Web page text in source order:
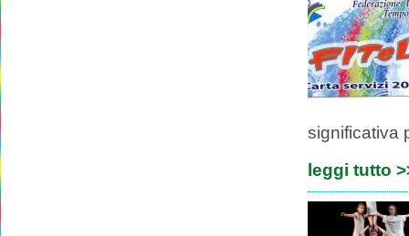
significativa
leggi tutto